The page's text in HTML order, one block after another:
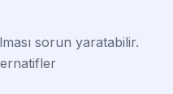
sorun yaratabilir.